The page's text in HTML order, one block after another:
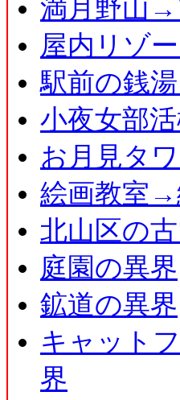
満月野山→
屋内リゾ
駅前の銭
小夜女部
お月見タ
絵画教室→
北山区の
庭園の異界
鉱道の異界
キャット
界